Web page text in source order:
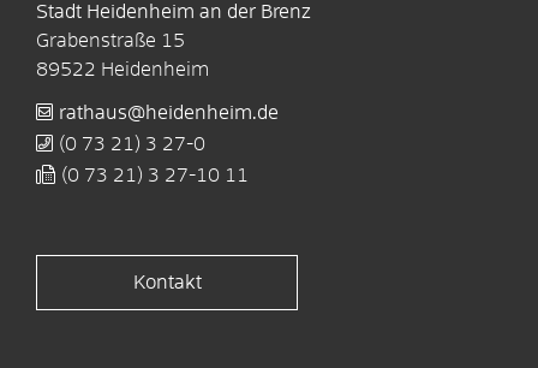
Stadt Heidenheim an der Brenz
Grabenstraße 15
89522 Heidenheim
rathaus@heidenheim.de
(0 73 21) 3 27-0
(0 73 21) 3 27-10 11
Kontakt